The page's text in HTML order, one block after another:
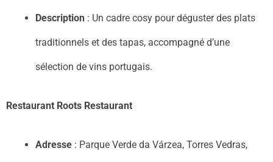
Description : Un cadre cosy pour déguster des plats
traditionnels et des tapas, accompagné d’une
sélection de vins portugais.
Restaurant Roots Restaurant
Adresse : Parque Verde da Várzea, Torres Vedras,